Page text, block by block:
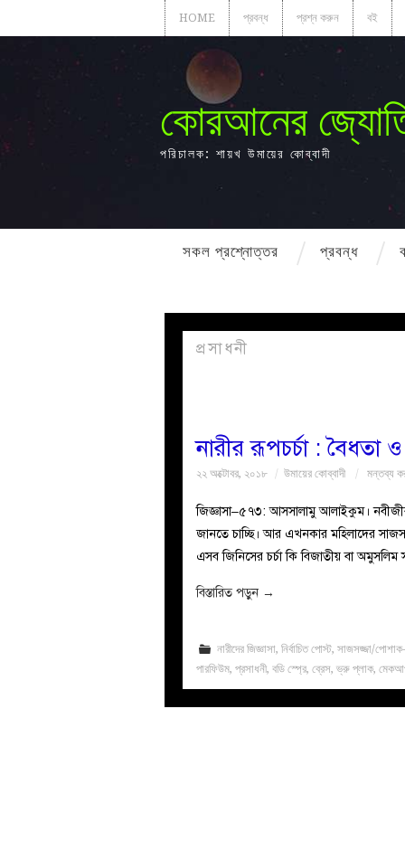
HOME প্রবন্ধ প্রশ্ন করুন বই
কোরআনের
পরিচালক: শায়খ উমায়ের কোব্বাদী
সকল প্রশ্নোত্তর প্রবন্ধ
প্রসাধনী
নারীর রূপচর্চা : বৈধতা
২২ অক্টোবর, ২০১৮ উমায়ের কোব্বাদী মন্তব্য
জিজ্ঞাসা–৫৭৩: আসসালামু আলাইকুম।
জানতে চাচ্ছি। আর এখনকার মহিলাদের
এসব জিনিসের চর্চা কি বিজাতীয় বা অমুসলিম
বিস্তারিত পড়ুন →
নারীদের জিজ্ঞাসা,নির্বাচিত পোস্ট,সাজসজ্জা/পোশাক-
পারফিউম, প্রসাধনী, বডি স্প্রে, ব্রেস, ভ্রু প্লাক,